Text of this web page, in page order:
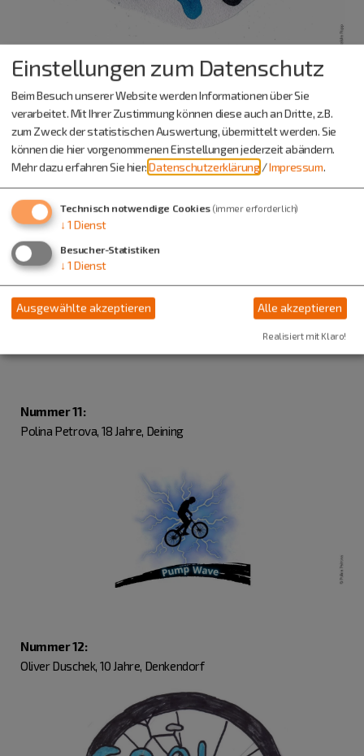
Nummer 10:
Max Bochmann, 13 Jahre, Denkendorf
Nummer 11:
Polina Petrova, 18 Jahre, Deining
Nummer 12:
Oliver Duschek, 10 Jahre, Denkendorf
Einstellungen zum Datenschutz
Beim Besuch unserer Website werden Informationen über Sie
verarbeitet. Mit Ihrer Zustimmung können diese auch an Dritte, z.B.
zum Zweck der statistischen Auswertung, übermittelt werden. Sie
können die hier vorgenommenen Einstellungen jederzeit abändern.
Mehr dazu erfahren Sie hier:Datenschutzerklärung /Impressum.
Technisch notwendige Cookies (immer erforderlich)
↓ 1 Dienst
Besucher-Statistiken
↓ 1 Dienst
Ausgewählte akzeptieren Alle akzeptieren
Realisiert mit Klaro!